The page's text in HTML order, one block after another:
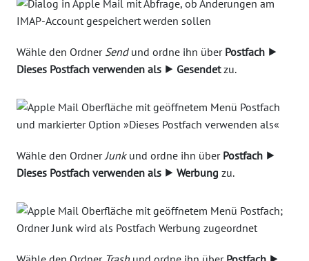
Wähle den Ordner Sendund ordne ihn über Postfach ⯈
Dieses Postfach verwenden als ⯈ Gesendetzu.
Wähle den OrdnerJunkund ordne ihn über Postfach ⯈
Dieses Postfach verwenden als ⯈ Werbung zu.